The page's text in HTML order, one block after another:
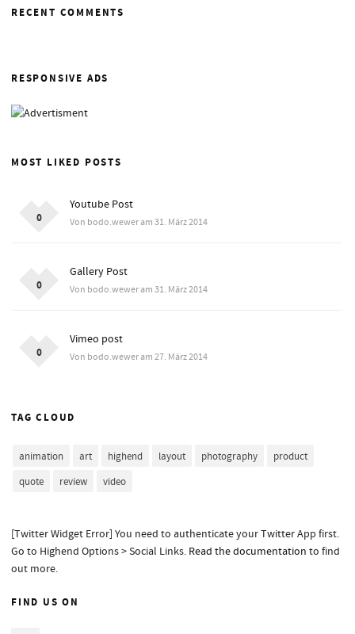
RECENT COMMENTS
RESPONSIVE ADS
MOST LIKED POSTS
Youtube Post
Von bodo.wewer am 31. März 2014
0
Gallery Post
Von bodo.wewer am 31. März 2014
0
Vimeo post
Von bodo.wewer am 27. März 2014
0
TAG CLOUD
animation art highend layout photography
product
quote
review video
[Twitter Widget Error] You need to authenticate your Twitter App first.
Go to Highend Options > Social Links. Read the documentation to find
out more.
FIND US ON